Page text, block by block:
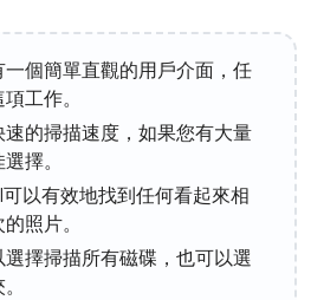
一個簡單直觀的用戶介面，任
工作。
速的掃描速度，如果您有大量
擇。
可以有效地找到任何看起來相
照片。
選擇掃描所有磁碟，也可以選